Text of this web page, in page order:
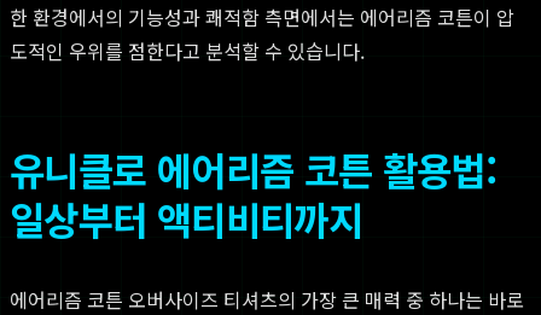
한 환경에서의 기능성과 쾌적함 측면에서는 에어리즘 코튼이 압
도적인 우위를 점한다고 분석할 수 있습니다.
유니클로 에어리즘 코튼 활용법:
일상부터 액티비티까지
에어리즘 코튼 오버사이즈 티셔츠의 가장 큰 매력 중 하나는 바로